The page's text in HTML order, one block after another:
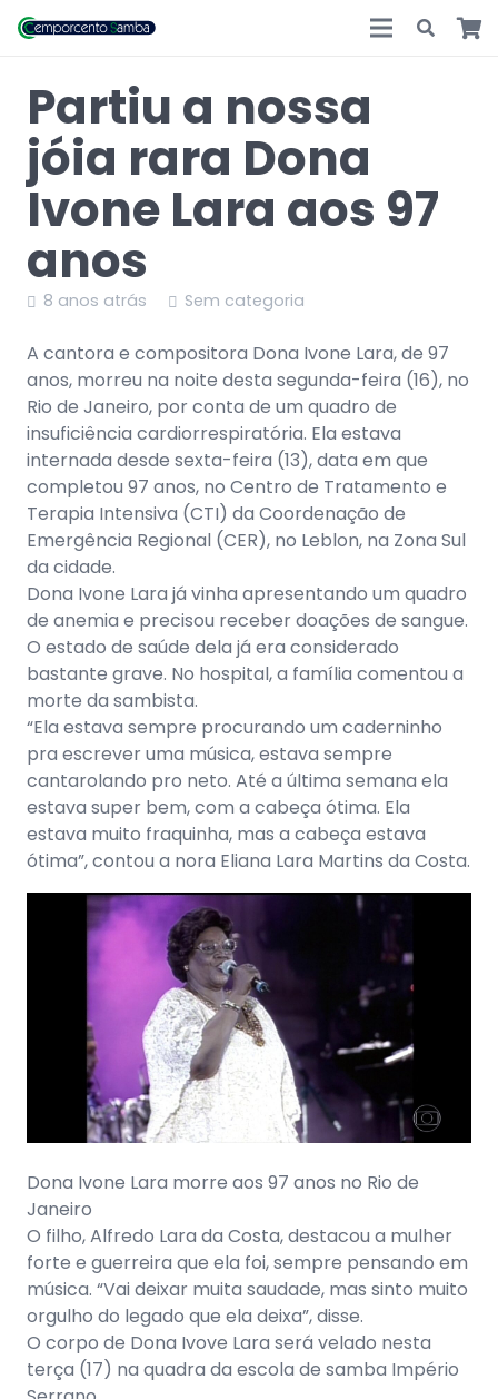
Partiu a nossa
jóia rara Dona
Ivone Lara aos 97
anos
8 anos atrás Sem categoria
A cantora e compositora Dona Ivone Lara, de 97
anos, morreu na noite desta segunda-feira (16), no
Rio de Janeiro, por conta de um quadro de
insuficiência cardiorrespiratória. Ela estava
internada desde sexta-feira (13), data em que
completou 97 anos, no Centro de Tratamento e
Terapia Intensiva (CTI) da Coordenação de
Emergência Regional (CER), no Leblon, na Zona Sul
da cidade.
Dona Ivone Lara já vinha apresentando um quadro
de anemia e precisou receber doações de sangue.
O estado de saúde dela já era considerado
bastante grave. No hospital, a família comentou a
morte da sambista.
“Ela estava sempre procurando um caderninho
pra escrever uma música, estava sempre
cantarolando pro neto. Até a última semana ela
estava super bem, com a cabeça ótima. Ela
estava muito fraquinha, mas a cabeça estava
ótima”, contou a nora Eliana Lara Martins da Costa.
Dona Ivone Lara morre aos 97 anos no Rio de
Janeiro
O filho, Alfredo Lara da Costa, destacou a mulher
forte e guerreira que ela foi, sempre pensando em
música. “Vai deixar muita saudade, mas sinto muito
orgulho do legado que ela deixa”, disse.
O corpo de Dona Ivove Lara será velado nesta
terça (17) na quadra da escola de samba Império